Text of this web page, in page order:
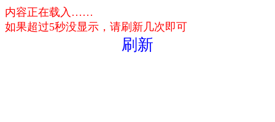
内容正在载入……
如果超过5秒没显示，请刷新几次即可
刷新